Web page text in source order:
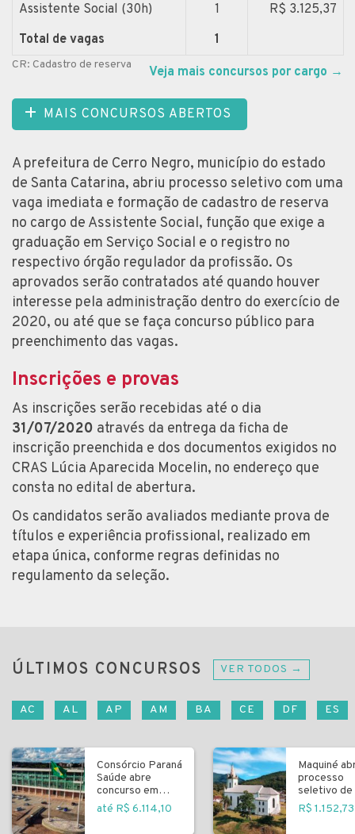
Assistente Social (30h) 1
R$ 3.125,37
Total de vagas
1
CR: Cadastro de reserva Veja mais concursos por cargo →
MAIS CONCURSOS ABERTOS
A prefeitura de Cerro Negro, município do estado
de Santa Catarina, abriu processo seletivo com uma
vaga imediata e formação de cadastro de reserva
no cargo de Assistente Social, função que exige a
graduação em Serviço Social e o registro no
respectivo órgão regulador da profissão. Os
aprovados serão contratados até quando houver
interesse pela administração dentro do exercício de
2020, ou até que se faça concurso público para
preenchimento das vagas.
Inscrições e provas
As inscrições serão recebidas até o dia
31/07/2020 através da entrega da ficha de
inscrição preenchida e dos documentos exigidos no
CRAS Lúcia Aparecida Mocelin, no endereço que
consta no edital de abertura.
Os candidatos serão avaliados mediante prova de
títulos e experiência profissional, realizado em
etapa única, conforme regras definidas no
regulamento da seleção.
ÚLTIMOS CONCURSOS VER TODOS →
AC AL AP AM BA CE DF ES
Consórcio Paraná
Saúde abre
concurso em
Curitiba
até R$ 6.114,10
Maquiné
processo
seletivo de
R$ 1.152,73